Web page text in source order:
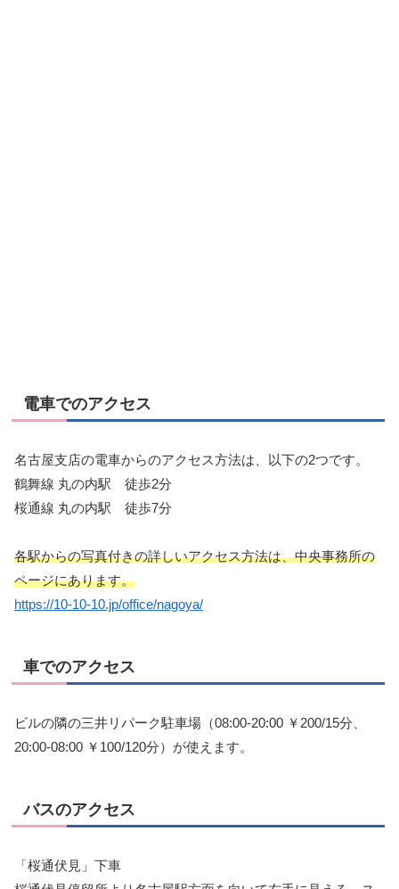
電車でのアクセス
名古屋支店の電車からのアクセス方法は、以下の2つです。
鶴舞線 丸の内駅 徒歩2分
桜通線 丸の内駅 徒歩7分
各駅からの写真付きの詳しいアクセス方法は、中央事務所の
ページにあります。
https://10-10-10.jp/office/nagoya/
車でのアクセス
ビルの隣の三井リパーク駐車場（08:00-20:00 ￥200/15分、
20:00-08:00 ￥100/120分）が使えます。
バスのアクセス
「桜通伏見」下車